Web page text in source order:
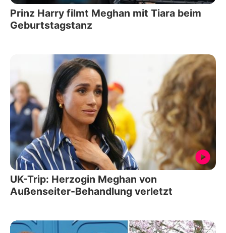
Prinz Harry filmt Meghan mit Tiara beim
Geburtstagstanz
UK-Trip: Herzogin Meghan von
Außenseiter-Behandlung verletzt